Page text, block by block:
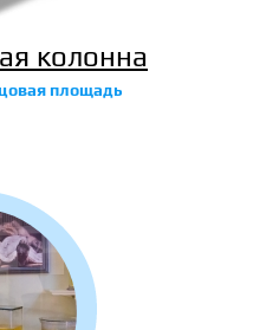
колонна
площадь